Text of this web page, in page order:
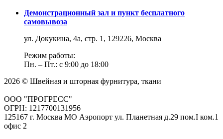
Демонстрационный зал и пункт бесплатного
самовывоза
ул. Докукина, 4а, стр. 1, 129226, Москва
Режим работы:
Пн. – Пт.: с 9:00 до 18:00
2026 © Швейная и шторная фурнитура, ткани
ООО "ПРОГРЕСС"
ОГРН: 1217700131956
125167 г. Москва МО Аэропорт ул. Планетная д.29 пом.I ком.1
офис 2